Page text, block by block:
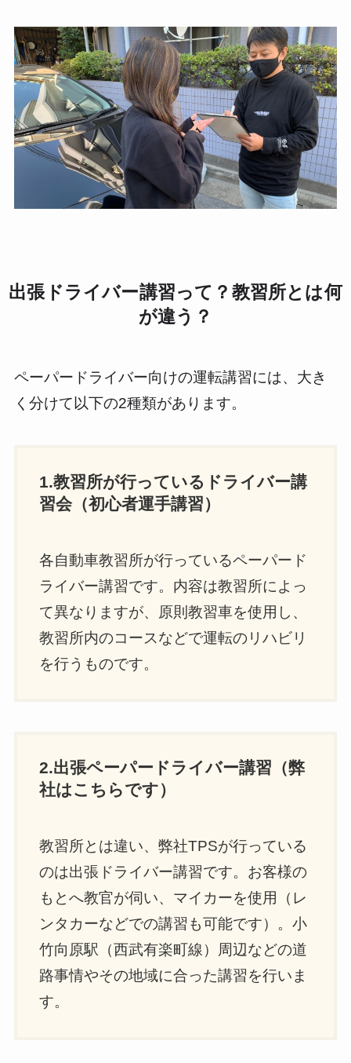
出張ドライバー講習って？教習所とは何
が違う？
ペーパードライバー向けの運転講習には、大き
く分けて以下の2種類があります。
1.教習所が行っているドライバー講
習会（初心者運手講習）
各自動車教習所が行っているペーパード
ライバー講習です。内容は教習所によっ
て異なりますが、原則教習車を使用し、
教習所内のコースなどで運転のリハビリ
を行うものです。
2.出張ペーパードライバー講習（弊
社はこちらです）
教習所とは違い、弊社TPSが行っている
のは出張ドライバー講習です。お客様の
もとへ教官が伺い、マイカーを使用（レ
ンタカーなどでの講習も可能です）。小
竹向原駅（西武有楽町線）周辺などの道
路事情やその地域に合った講習を行いま
す。